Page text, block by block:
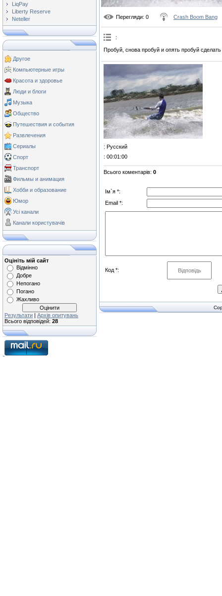
LiqPay
Liberty Reserve
Neteller
Другое
Компьютерные игры
Красота и здоровье
Люди и блоги
Музыка
Общество
Путешествия и события
Развлечения
Сериалы
Спорт
Транспорт
Фильмы и анимация
Хобби и образование
Юмор
Усі канали
Канали користувачів
Оцініть мій сайт
Відмінно
Добре
Непогано
Погано
Жахливо
Результати | Архів опитувань
Всього відповідей: 28
Перегляди: 0 Crash Boom Bang
:
Пробуй, снова пробуй и опять пробуй
: Русский
: 00:01:00
Всього коментарів: 0
Ім`я *:
Email *:
Код *: